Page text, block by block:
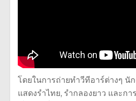
โดยในการถ่ายทำวีทีอาร์ต่างๆ นั
แสดงรำไทย, รำกลองยาว และก